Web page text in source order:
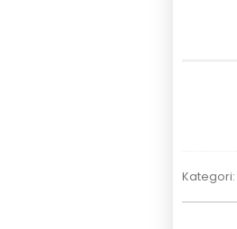
Kategori: